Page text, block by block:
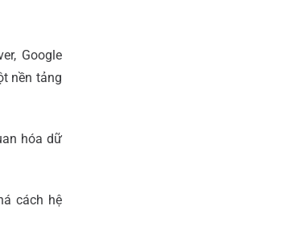
Google
nền tảng
hóa dữ
cách hệ